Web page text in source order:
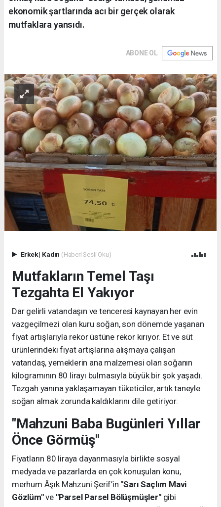
ekonomik şartlarında acı bir gerçek olarak
mutfaklara yansıdı.
ABONE OL
Erkek| Kadın (Haberi Sesli Oku)
Mutfakların Temel Taşı
Tezgahta El Yakıyor
Dar gelirli vatandaşın ve tenceresi kaynayan her evin
vazgeçilmezi olan kuru soğan, son dönemde yaşanan
fiyat artışlarıyla rekor üstüne rekor kırıyor. Et ve süt
ürünlerindeki fiyat artışlarına alışmaya çalışan
vatandaş, yemeklerin ana malzemesi olan soğanın
kilogramının 80 lirayı bulmasıyla büyük bir şok yaşadı.
Tezgah yanına yaklaşamayan tüketiciler, artık taneyle
soğan almak zorunda kaldıklarını dile getiriyor.
"Mahzuni Baba Bugünleri Yıllar
Önce Görmüş"
Fiyatların 80 liraya dayanmasıyla birlikte sosyal
medyada ve pazarlarda en çok konuşulan konu,
merhum Âşık Mahzuni Şerif’in "Sarı Saçlım Mavi
Gözlüm"ve "Parsel Parsel Bölüşmüşler"gibi